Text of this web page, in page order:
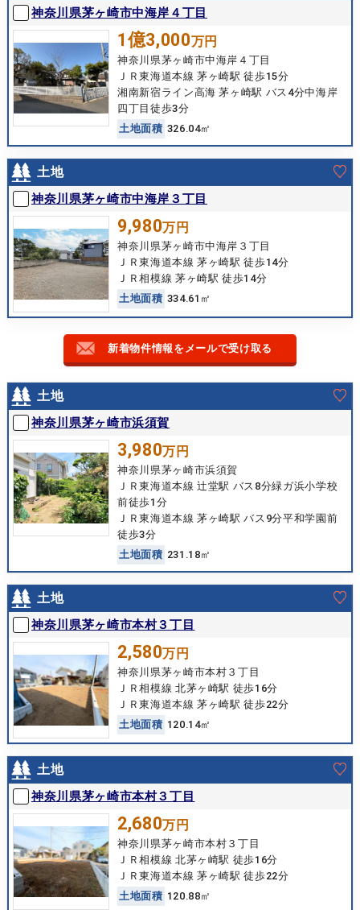
神奈川県茅ヶ崎市中海岸４丁目
1億3,000万円
神奈川県茅ヶ崎市中海岸４丁目
ＪＲ東海道本線 茅ヶ崎駅 徒歩15分
湘南新宿ライン高海 茅ヶ崎駅 バス4分中海岸
四丁目徒歩3分
土地面積 326.04㎡
土地
神奈川県茅ヶ崎市中海岸３丁目
9,980万円
神奈川県茅ヶ崎市中海岸３丁目
ＪＲ東海道本線 茅ヶ崎駅 徒歩14分
ＪＲ相模線 茅ヶ崎駅 徒歩14分
土地面積 334.61㎡
新着物件情報をメールで受け取る
土地
神奈川県茅ヶ崎市浜須賀
3,980万円
神奈川県茅ヶ崎市浜須賀
ＪＲ東海道本線 辻堂駅 バス8分緑ガ浜小学校
前徒歩1分
ＪＲ東海道本線 茅ヶ崎駅 バス9分平和学園前
徒歩3分
土地面積 231.18㎡
土地
神奈川県茅ヶ崎市本村３丁目
2,580万円
神奈川県茅ヶ崎市本村３丁目
ＪＲ相模線 北茅ヶ崎駅 徒歩16分
ＪＲ東海道本線 茅ヶ崎駅 徒歩22分
土地面積 120.14㎡
土地
神奈川県茅ヶ崎市本村３丁目
2,680万円
神奈川県茅ヶ崎市本村３丁目
ＪＲ相模線 北茅ヶ崎駅 徒歩16分
ＪＲ東海道本線 茅ヶ崎駅 徒歩22分
土地面積 120.88㎡